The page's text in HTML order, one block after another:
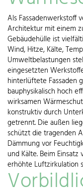
Als Fassadenwerkstoff
Architektur mit einem
Gebäudehülle ist
Wind, Hitze, Kälte,
Umweltbelastungen
eingesetzten
hinterlüftete Fassaden
bauphysikalisch hoch
wirksamen
konstruktiv durch
getrennt. Die außen
schützt die tragenden
Dämmung vor
und Kälte. Beim
erhöhte Luftzirkulation